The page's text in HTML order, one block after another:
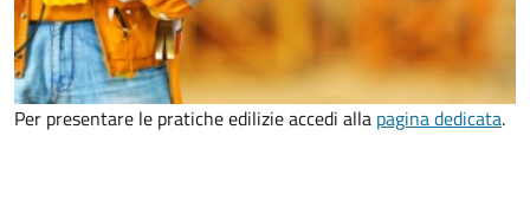
Per presentare le pratiche edilizie accedi alla pagina dedicata.